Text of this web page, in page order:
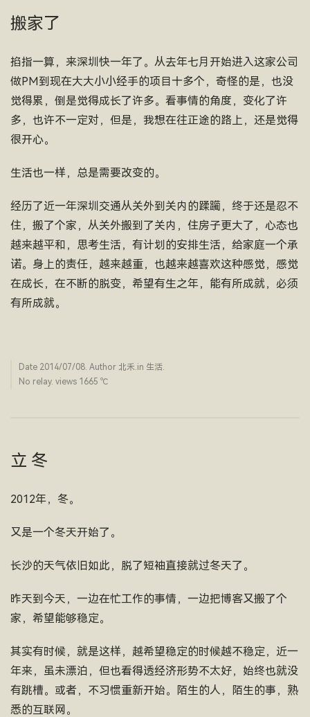
搬家了
掐指一算，来深圳快一年了。从去年七月开始进入这家公司
做PM到现在大大小小经手的项目十多个，奇怪的是，也没
觉得累，倒是觉得成长了许多。看事情的角度，变化了许
多，也许不一定对，但是，我想在往正途的路上，还是觉得
很开心。
生活也一样，总是需要改变的。
经历了近一年深圳交通从关外到关内的蹂躏，终于还是忍不
住，搬了个家，从关外搬到了关内，住房子更大了，心态也
越来越平和，思考生活，有计划的安排生活，给家庭一个承
诺。身上的责任，越来越重，也越来越喜欢这种感觉，感觉
在成长，在不断的脱变，希望有生之年，能有所成就，必须
有所成就。
Date 2014/07/08. Author 北禾.in 生活.
No relay. views 1665 ­℃
立 冬
2012年，冬。
又是一个冬天开始了。
长沙的天气依旧如此，脱了短袖直接就过冬天了。
昨天到今天，一边在忙工作的事情，一边把博客又搬了个
家，希望能够稳定。
其实有时候，就是这样，越希望稳定的时候越不稳定，近一
年来，虽未漂泊，但也看得透经济形势不太好，始终也就没
有跳槽。或者，不习惯重新开始。陌生的人，陌生的事，熟
悉的互联网。